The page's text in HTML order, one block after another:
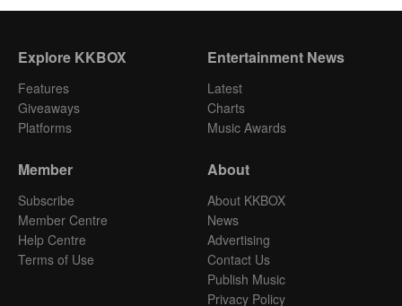
Explore KKBOX
Features
Giveaways
Platforms
Entertainment News
Latest
Charts
Music Awards
Member
Subscribe
Member Centre
Help Centre
Terms of Use
About
About KKBOX
News
Advertising
Contact Us
Publish Music
Privacy Policy